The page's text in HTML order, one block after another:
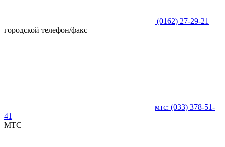
(0162) 27-29-21
городской телефон/факс
мтс: (033) 378-51-
41
MTC